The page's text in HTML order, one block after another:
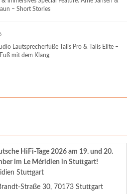
– Short Stories
Lautsprecherfüße Talis Pro & Talis Elite –
mit dem Klang
HiFi-Tage 2026 am 19. und 20.
im Le Méridien in Stuttgart!
Stuttgart
Straße 30, 70173 Stuttgart